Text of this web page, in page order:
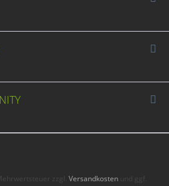
zzgl.Versandkosten und ggf.